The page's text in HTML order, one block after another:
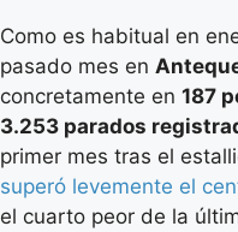
Como es habitual en
pasado mes en
concretamente en 187
3.253 parados
primer mes tras el
superó levemente el
el cuarto peor de la